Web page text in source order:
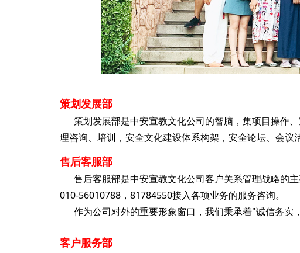
策划发展部
策划发展部是中安宣教文化公司的智脑，集项目操作
理咨询、培训，安全文化建设体系构架，安全论坛、会议
售后客服部
售后客服部是中安宣教文化公司客户关系管理战略的
010-56010788，81784550接入各项业务的服务咨询。
作为公司对外的重要形象窗口，我们秉承着"诚信务实
客户服务部